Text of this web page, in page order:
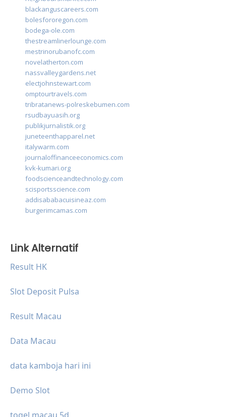
blackanguscareers.com
bolesfororegon.com
bodega-ole.com
thestreamlinerlounge.com
mestrinorubanofc.com
novelatherton.com
nassvalleygardens.net
electjohnstewart.com
omptourtravels.com
tribratanews-polreskebumen.com
rsudbayuasih.org
publikjurnalistik.org
juneteenthapparel.net
italywarm.com
journaloffinanceeconomics.com
kvk-kumari.org
foodscienceandtechnology.com
scisportsscience.com
addisababacuisineaz.com
burgerimcamas.com
Link Alternatif
Result HK
Slot Deposit Pulsa
Result Macau
Data Macau
data kamboja hari ini
Demo Slot